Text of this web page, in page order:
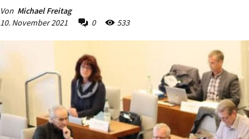
Von Michael Freitag
10. November 2021
0 533